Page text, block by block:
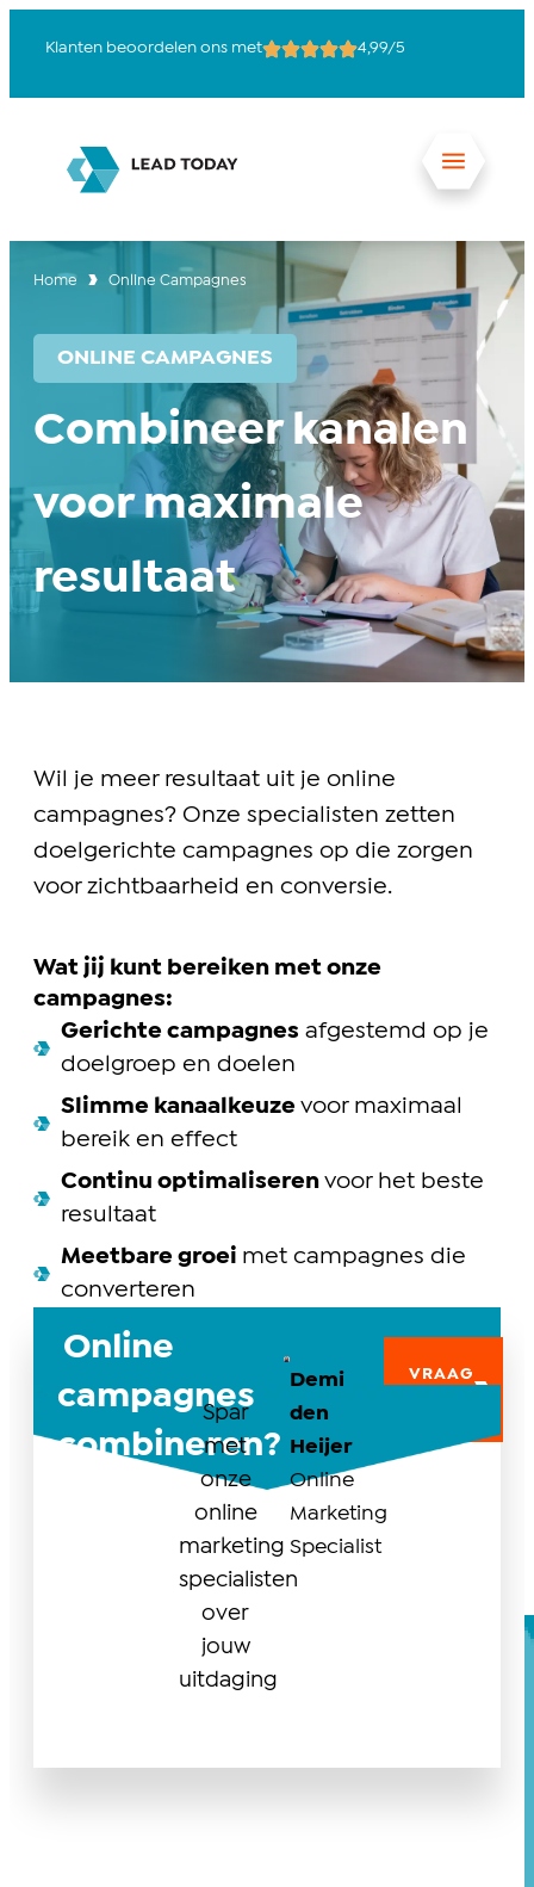
Klanten beoordelen ons met 4,99/5
Home Online Campagnes
ONLINE CAMPAGNES
Combineer kanalen
voor maximale
resultaat
Wil je meer resultaat uit je online
campagnes? Onze specialisten zetten
doelgerichte campagnes op die zorgen
voor zichtbaarheid en conversie.
Wat jij kunt bereiken met onze
campagnes:
Gerichte campagnes afgestemd op je
doelgroep en doelen
Slimme kanaalkeuze voor maximaal
bereik en effect
Continu optimaliserenvoor het beste
resultaat
Meetbare groei met campagnes die
converteren
Online
campagnes
combineren?
Spar
met
onze
online
marketing
specialisten
over
jouw
uitdaging
Demi
den
Heijer
Online
Marketing
Specialist
VRAAG